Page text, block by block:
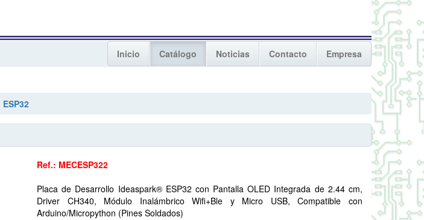
Inicio Catálogo Noticias Contacto
Empresa
ESP32
Ref.: MECESP322
Placa de Desarrollo Ideaspark® ESP32 con Pantalla OLED Integrada de 2.44 cm,
Driver CH340, Módulo Inalámbrico Wifi+Ble y Micro USB, Compatible con
Arduino/Micropython (Pines Soldados)